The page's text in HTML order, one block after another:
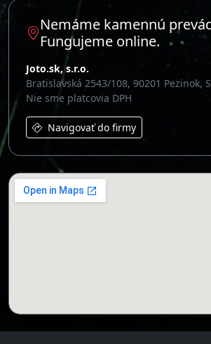
Nemáme kamennú
Fungujeme online.
Joto.sk, s.r.o.
Bratislavská 2543/108, 90201 Pezinok,
Nie sme platcovia DPH
Navigovať do firmy